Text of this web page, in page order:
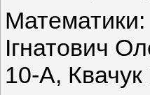
Математики:
Ігнатович
10-А,